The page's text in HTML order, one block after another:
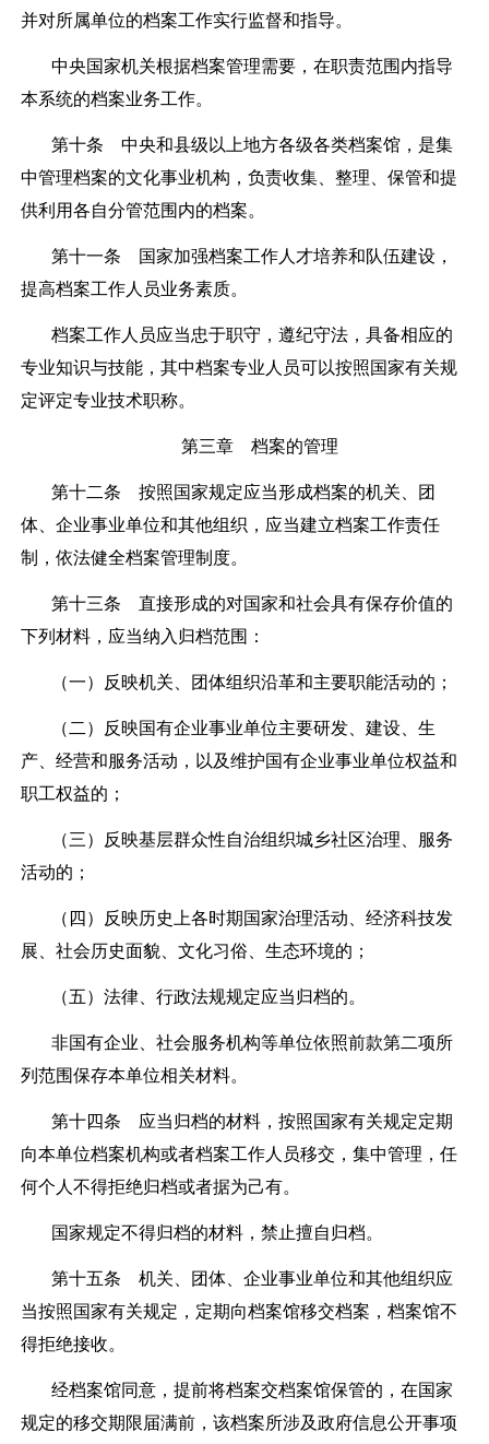
并对所属单位的档案工作实行监督和指导。
中央国家机关根据档案管理需要，在职责范围内指导
本系统的档案业务工作。
第十条 中央和县级以上地方各级各类档案馆，是集
中管理档案的文化事业机构，负责收集、整理、保管和提
供利用各自分管范围内的档案。
第十一条 国家加强档案工作人才培养和队伍建设，
提高档案工作人员业务素质。
档案工作人员应当忠于职守，遵纪守法，具备相应的
专业知识与技能，其中档案专业人员可以按照国家有关规
定评定专业技术职称。
第三章 档案的管理
第十二条 按照国家规定应当形成档案的机关、团
体、企业事业单位和其他组织，应当建立档案工作责任
制，依法健全档案管理制度。
第十三条 直接形成的对国家和社会具有保存价值的
下列材料，应当纳入归档范围：
（一）反映机关、团体组织沿革和主要职能活动的；
（二）反映国有企业事业单位主要研发、建设、生
产、经营和服务活动，以及维护国有企业事业单位权益和
职工权益的；
（三）反映基层群众性自治组织城乡社区治理、服务
活动的；
（四）反映历史上各时期国家治理活动、经济科技发
展、社会历史面貌、文化习俗、生态环境的；
（五）法律、行政法规规定应当归档的。
非国有企业、社会服务机构等单位依照前款第二项所
列范围保存本单位相关材料。
第十四条 应当归档的材料，按照国家有关规定定期
向本单位档案机构或者档案工作人员移交，集中管理，任
何个人不得拒绝归档或者据为己有。
国家规定不得归档的材料，禁止擅自归档。
第十五条 机关、团体、企业事业单位和其他组织应
当按照国家有关规定，定期向档案馆移交档案，档案馆不
得拒绝接收。
经档案馆同意，提前将档案交档案馆保管的，在国家
规定的移交期限届满前，该档案所涉及政府信息公开事项